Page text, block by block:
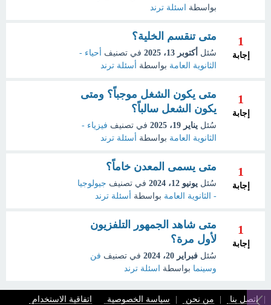
بواسطة اسئلة ترند
1
إجابة
متى تنقسم الخلية؟
سُئل أكتوبر 13، 2025 في تصنيف أحياء -
الثانوية العامة بواسطة أسئلة ترند
1
إجابة
متى يكون الشغل موجباً؟ ومتى
يكون الشعل سالباً؟
سُئل يناير 19، 2025 في تصنيف فيزياء -
الثانوية العامة بواسطة أسئلة ترند
1
إجابة
متى يسمى المعدن خاماً؟
سُئل يونيو 12، 2024 في تصنيف جيولوجيا
- الثانوية العامة بواسطة أسئلة ترند
1
إجابة
متى شاهد الجمهور التلفزيون
لأول مرة؟
سُئل فبراير 20، 2024 في تصنيف فن
وسينما بواسطة اسئلة ترند
اتصل بنا من نحن سياسة الخصوصية اتفاقية الاستخدام